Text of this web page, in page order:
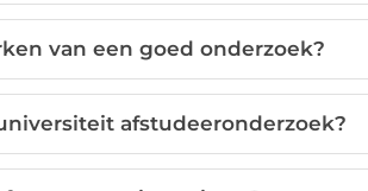
van een goed onderzoek?
afstudeeronderzoek?